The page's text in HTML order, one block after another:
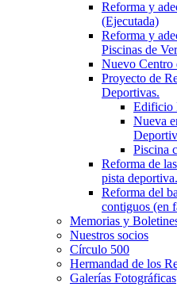
Reforma y
(Ejecutada)
Reforma y
Piscinas de
Nuevo Centro
Proyecto de
Deportivas.
Edificio
Nueva
Piscina
Reforma de
pista
Reforma del
contiguos (en
Memorias y
Nuestros socios
Círculo 500
Hermandad de los
Galerías Fotográficas